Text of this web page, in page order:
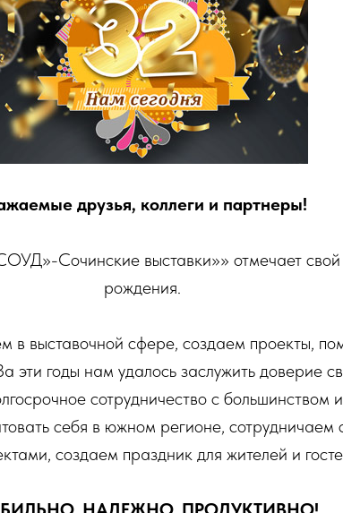
друзья, коллеги и партнеры!
Сочинские выставки»» отмечает
рождения.
в выставочной сфере, создаем проекты,
эти годы нам удалось заслужить доверие
сотрудничество c большинством
себя в южном регионе,
создаем праздник для жителей и